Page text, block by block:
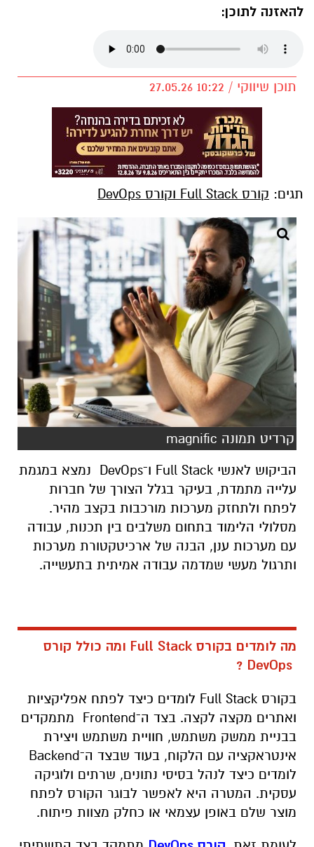
להאזנה לתוכן:
תוכן שיווקי / 10:22 27.05.26
תגים: קורס Full Stack וקורס DevOps
קרדיט תמונה magnific
הביקוש לאנשי Full Stack ו־DevOps
נמצא במגמת
עלייה מתמדת, בעיקר בגלל הצורך של חברות
לפתח ולתחזק מערכות מורכבות בקצב מהיר.
מסלולי הלימוד בתחום משלבים בין תכנות, עבודה
עם מערכות ענן, הבנה של ארכיטקטורת מערכות
ותרגול מעשי שמדמה עבודה אמיתית בתעשייה.
מה לומדים בקורס
ומה כולל קורס
?
בקורס Full Stack לומדים כיצד לפתח אפליקציות
ואתרים מקצה לקצה. בצד ה־Frontend
מתמקדים
בבניית ממשק משתמש, חוויית משתמש ויצירת
אינטראקציה עם הלקוח, בעוד שבצד ה־Backend
לומדים כיצד לנהל בסיסי נתונים, שרתים ולוגיקה
עסקית. המטרה היא לאפשר לבוגר הקורס לפתח
מוצר שלם באופן עצמאי או כחלק מצוות פיתוח.